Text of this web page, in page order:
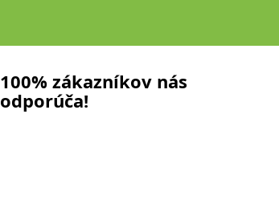
100% zákazníkov nás
odporúča!